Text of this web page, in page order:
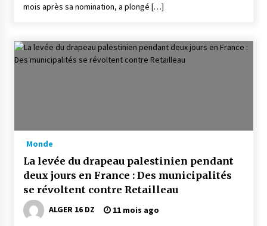
mois après sa nomination, a plongé […]
Monde
La levée du drapeau palestinien pendant
deux jours en France : Des municipalités
se révoltent contre Retailleau
ALGER 16 DZ 11 mois ago